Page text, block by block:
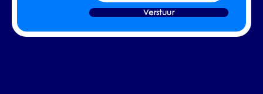
Verstuur